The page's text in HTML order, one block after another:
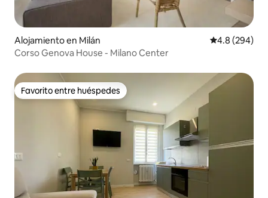
Alojamiento en Milán Calificación
4.8 (294)
Corso Genova House - Milano Center
Favorito entre huéspedes
Favorito entre huéspedes